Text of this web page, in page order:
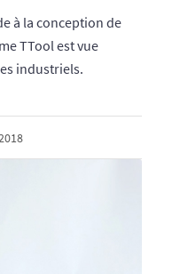
à la conception de
TTool est vue
industriels.